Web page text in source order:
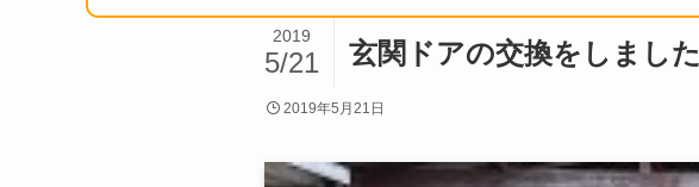
玄関ドアの交換をしました
2019
5/21
2019年5月21日